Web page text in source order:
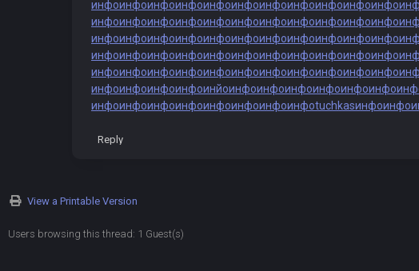
инфоинфоинфоинфоинфоинфоинфоинфоинфоинфоинфо
инфоинфоинфоинфоинфоинфоинфоинфоинфоинфоинфо
инфоинфоинфоинфоинфоинфоинфоинфоинфоинфоинфо
инфоинфоинфоинфоинфоинфоинфоинфоинфоинфоинфо
инфоинфоинфоинфоинфоинфоинфоинфоинфоинфоинфо
инфоинфоинфоинфоинйоинфоинфоинфоинфоинфоинфо
инфоинфоинфоинфоинфоинфоинфоинфоtuchkasинфоинфо
Reply
View a Printable Version
Users browsing this thread: 1 Guest(s)